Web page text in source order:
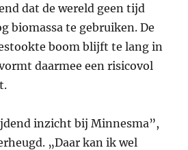
dat de wereld geen tijd
biomassa te gebruiken. De
boom blijft te lang in
daarmee een risicovol
inzicht bij Minnesma”,
„Daar kan ik wel